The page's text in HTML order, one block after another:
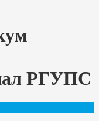
РГУПС